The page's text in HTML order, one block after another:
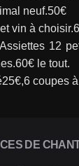
neuf.50€
vin à
12
le tout.
coupes
DE